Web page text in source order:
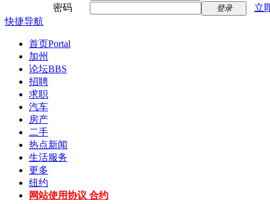
密码
登录
立
快捷导航
首页Portal
加州
论坛BBS
招聘
求职
汽车
房产
二手
热点新闻
生活服务
更多
纽约
网站使用协议 合约